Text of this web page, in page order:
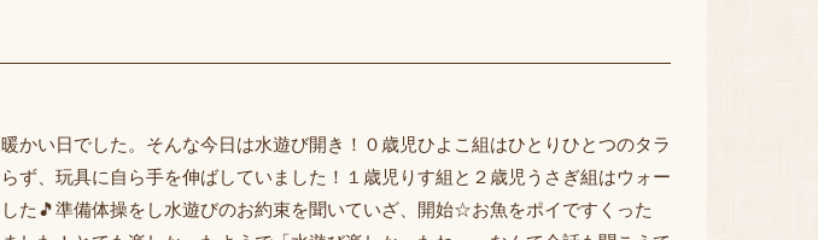
かい日でした。そんな今日は水遊び開き！０歳児ひよこ組はひとりひとつのタラ
ず、玩具に自ら手を伸ばしていました！１歳児りす組と２歳児うさぎ組はウォー
た🎵準備体操をし水遊びのお約束を聞いていざ、開始☆お魚をポイですくった